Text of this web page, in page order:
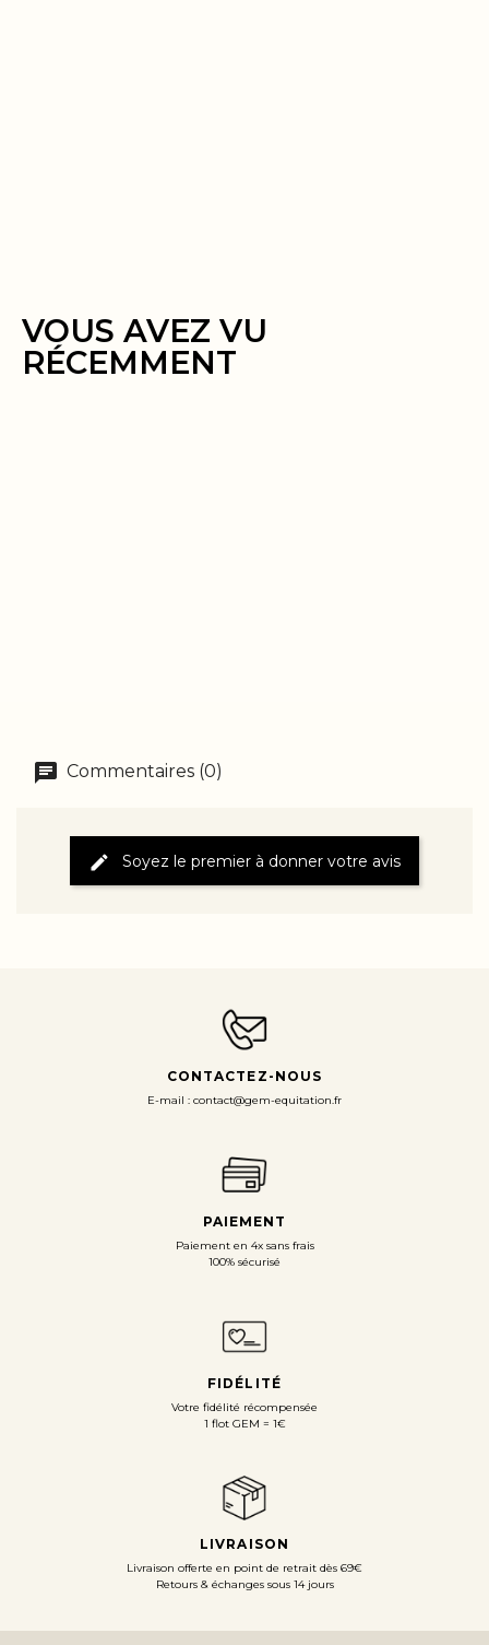
VOUS AVEZ VU
RÉCEMMENT
Commentaires (0)
Soyez le premier à donner votre avis
CONTACTEZ-NOUS
E-mail : contact@gem-equitation.fr
PAIEMENT
Paiement en 4x sans frais
100% sécurisé
FIDÉLITÉ
Votre fidélité récompensée
1 flot GEM = 1€
LIVRAISON
Livraison offerte en point de retrait dès 69€
Retours & échanges sous 14 jours